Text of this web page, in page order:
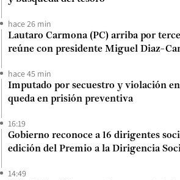
hace 26 min
Lautaro Carmona (PC) arriba por
reúne con presidente Miguel Diaz-
hace 45 min
Imputado por secuestro y violación
queda en prisión preventiva
16:19
Gobierno reconoce a 16 dirigentes
edición del Premio a la Dirigencia
14:49